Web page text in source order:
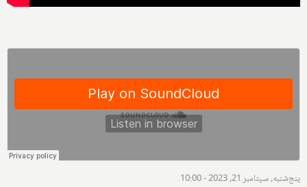
پنج‌شنبه, سپتامبر 21, 2023 - 10:00